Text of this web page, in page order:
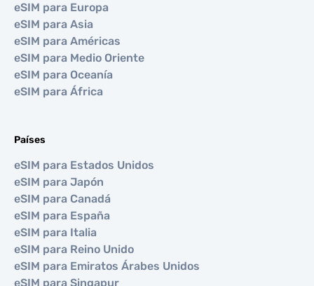
eSIM para Europa
eSIM para Asia
eSIM para Américas
eSIM para Medio Oriente
eSIM para Oceanía
eSIM para África
Países
eSIM para Estados Unidos
eSIM para Japón
eSIM para Canadá
eSIM para España
eSIM para Italia
eSIM para Reino Unido
eSIM para Emiratos Árabes Unidos
eSIM para Singapur